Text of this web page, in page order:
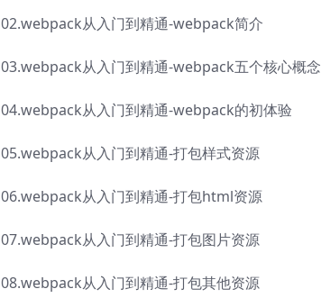
02.webpack从入门到精通-webpack简介
03.webpack从入门到精通-webpack五个核心概念
04.webpack从入门到精通-webpack的初体验
05.webpack从入门到精通-打包样式资源
06.webpack从入门到精通-打包html资源
07.webpack从入门到精通-打包图片资源
08.webpack从入门到精通-打包其他资源